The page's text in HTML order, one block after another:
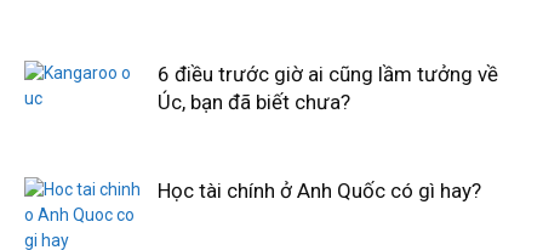
6 điều trước giờ ai cũng lầm tưởng về
Úc, bạn đã biết chưa?
Học tài chính ở Anh Quốc có gì hay?